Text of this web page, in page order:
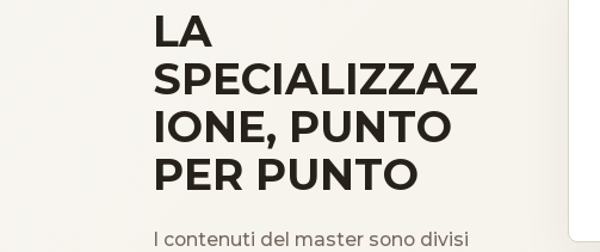
LA
SPECIALIZZAZ
IONE, PUNTO
PER PUNTO
I contenuti del master sono divisi